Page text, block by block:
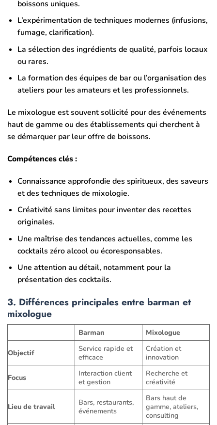
boissons uniques.
L’expérimentation de techniques modernes (infusions,
fumage, clarification).
La sélection des ingrédients de qualité, parfois locaux
ou rares.
La formation des équipes de bar ou l’organisation des
ateliers pour les amateurs et les professionnels.
Le mixologue est souvent sollicité pour des événements
haut de gamme ou des établissements qui cherchent à
se démarquer par leur offre de boissons.
Compétences clés :
Connaissance approfondie des spiritueux, des saveurs
et des techniques de mixologie.
Créativité sans limites pour inventer des recettes
originales.
Une maîtrise des tendances actuelles, comme les
cocktails zéro alcool ou écoresponsables.
Une attention au détail, notamment pour la
présentation des cocktails.
3. Différences principales entre barman et
mixologue
Barman Mixologue
Objectif
Service rapide et
efficace
Création et
innovation
Focus
Interaction client
et gestion
Recherche et
créativité
Lieu de travail
Bars, restaurants,
événements
Bars haut de
gamme, ateliers,
consulting